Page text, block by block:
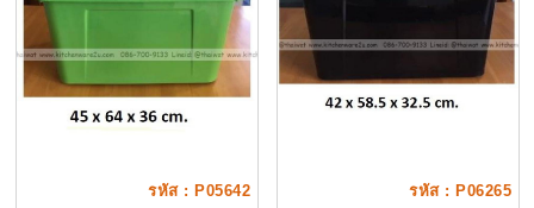
รหัส : P05642 รหัส : P06265